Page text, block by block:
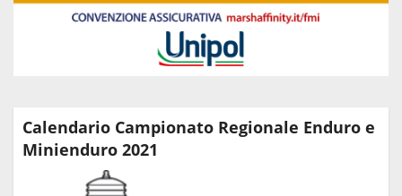
Calendario Campionato Regionale Enduro e
Minienduro 2021